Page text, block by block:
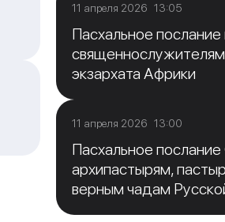
11 апреля 2026 13:05
Пасхальное
экзархата Африки
11 апреля 2026 13:00
Пасхальное
архипастырям,
верным чадам